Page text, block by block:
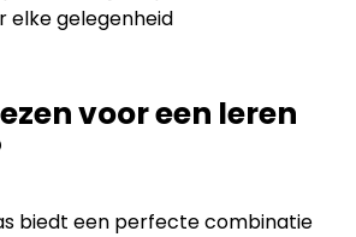
voor een leren
biedt een perfecte combinatie